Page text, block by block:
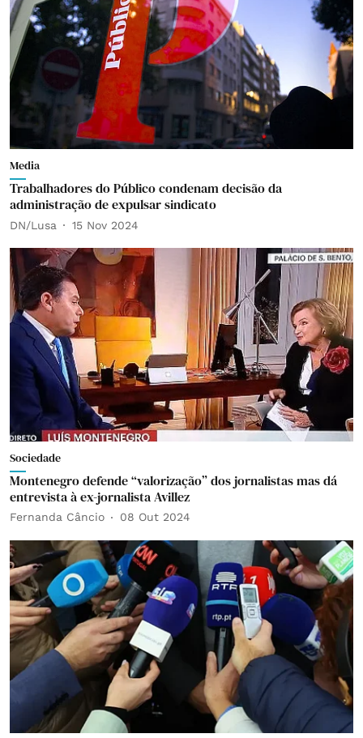
Media
Trabalhadores do Público condenam decisão da
administração de expulsar sindicato
DN/Lusa 15 Nov 2024
Sociedade
Montenegro defende “valorização” dos jornalistas mas dá
entrevista à ex-jornalista Avillez
Fernanda Câncio 08 Out 2024